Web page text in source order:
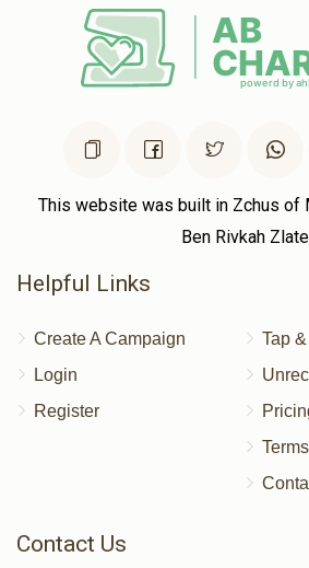
This website was built in Zchus of
Ben Rivkah Zlate
Helpful Links
Create A Campaign
Login
Register
Tap
Contact Us